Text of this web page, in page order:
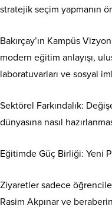
stratejik seçim yapmanın
Bakırçay’ın Kampüs
modern eğitim anlayışı,
laboratuvarları ve sosyal
Sektörel Farkındalık:
dünyasına nasıl
Eğitimde Güç Birliği: Yeni
Ziyaretler sadece
Rasim Akpınar ve